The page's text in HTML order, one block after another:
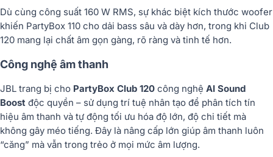
Dù cùng công suất 160 W RMS, sự khác biệt kích thước woofer
khiến PartyBox 110 cho dải bass sâu và dày hơn, trong khi Club
120 mang lại chất âm gọn gàng, rõ ràng và tinh tế hơn.
Công nghệ âm thanh
JBL trang bị cho PartyBox Club 120 công nghệ AI Sound
Boost độc quyền – sử dụng trí tuệ nhân tạo để phân tích tín
hiệu âm thanh và tự động tối ưu hóa độ lớn, độ chi tiết mà
không gây méo tiếng. Đây là nâng cấp lớn giúp âm thanh luôn
“căng” mà vẫn trong trẻo ở mọi mức âm lượng.